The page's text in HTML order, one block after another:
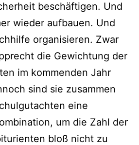
beschäftigen. Und
wieder aufbauen. Und
organisieren. Zwar
die Gewichtung der
im kommenden Jahr
sind sie zusammen
eine
um die Zahl der
bloß nicht zu